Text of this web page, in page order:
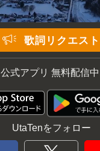
歌詞リクエスト
公式アプリ 無料配信
UtaTenをフォロー